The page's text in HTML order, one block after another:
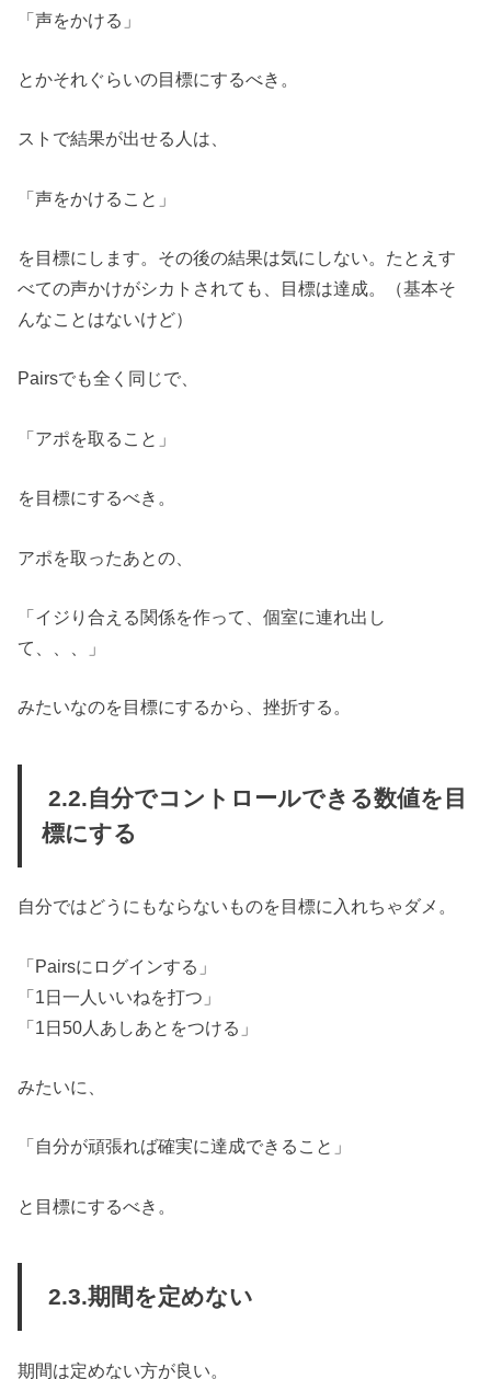
「声をかける」
とかそれぐらいの目標にするべき。
ストで結果が出せる人は、
「声をかけること」
を目標にします。その後の結果は気にしない。たとえす
べての声かけがシカトされても、目標は達成。（基本そ
んなことはないけど）
Pairsでも全く同じで、
「アポを取ること」
を目標にするべき。
アポを取ったあとの、
「イジり合える関係を作って、個室に連れ出し
て、、、」
みたいなのを目標にするから、挫折する。
2.2.自分でコントロールできる数値を目
標にする
自分ではどうにもならないものを目標に入れちゃダメ。
「Pairsにログインする」
「1日一人いいねを打つ」
「1日50人あしあとをつける」
みたいに、
「自分が頑張れば確実に達成できること」
と目標にするべき。
2.3.期間を定めない
期間は定めない方が良い。